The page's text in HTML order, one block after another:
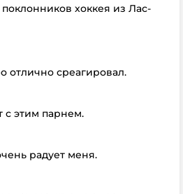
хоккея из Лас-
отлично среагировал.
с этим парнем.
радует меня.